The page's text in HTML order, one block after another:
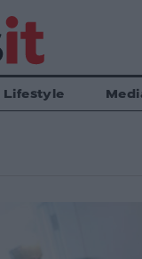
Lifestyle